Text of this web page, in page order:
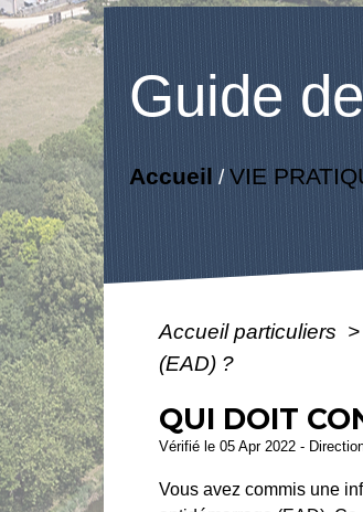
Guide
Accueil /VIE
Accueil particuliers >
(EAD) ?
QUI DOIT
Vérifié le 05 Apr 2022 -
Vous avez commis une